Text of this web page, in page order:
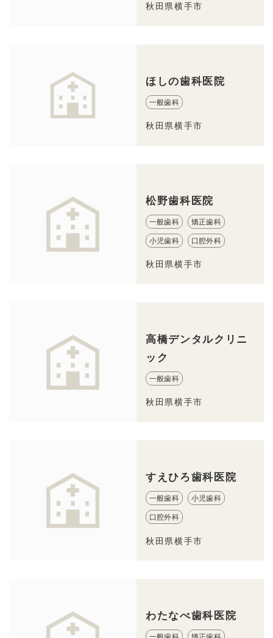
秋田県横手市
ほしの歯科医院
一般歯科
秋田県横手市
松野歯科医院
一般歯科 矯正歯科
小児歯科 口腔外科
秋田県横手市
高橋デンタルクリニ
ック
一般歯科
秋田県横手市
すえひろ歯科医院
一般歯科 小児歯科
口腔外科
秋田県横手市
わたなべ歯科医院